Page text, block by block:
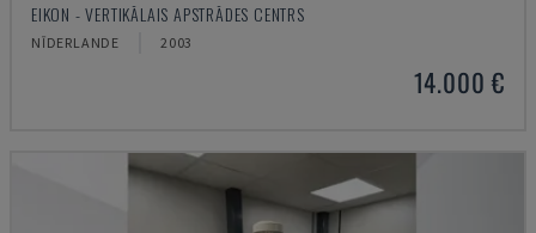
EIKON - VERTIKĀLAIS APSTRĀDES CENTRS
NĪDERLANDE 2003
14.000 €